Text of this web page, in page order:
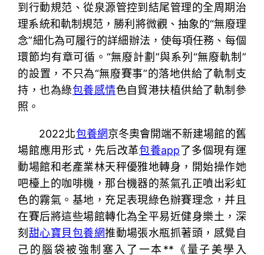
到行動規范、從泉源管控到結尾管理的全周期治
理系統和軌制規范，勝利將微觀、抽象的“無廢理
念”細化為可履行的詳細辦法，使每項任務、每個
環節均有章可循。“無廢計劃”與系列“無廢軌制”
的設置，不只為“無廢賽事”的落地供給了軌制支
持，也為綠包養感情色自貿港扶植供給了軌制參
照。
2022北包養網京冬奧會開端不新建場館的舊
場館應用形式，先后改革包養app了多個現有運
動場館和老產業林天秤優雅地轉身，開始操作她
吧檯上的咖啡機，那台機器的蒸氣孔正噴出彩虹
色的霧氣。基地，充足表現綠色辦賽理念，并且
在賽后將這些場館轉化為全平易近健身樂土，深
刻 甜心寶貝包養網推動場張水瓶抓著頭，感覺自
己的腦袋被強制塞入了一本**《量子美學入